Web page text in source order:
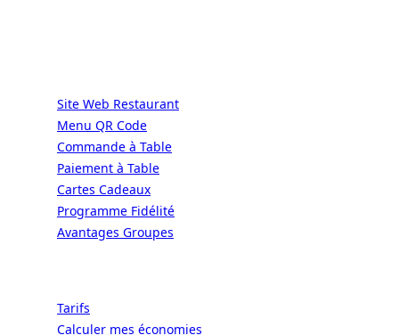
Site Web Restaurant
Menu QR Code
Commande à Table
Paiement à Table
Cartes Cadeaux
Programme Fidélité
Avantages Groupes
Tarifs
Calculer mes économies